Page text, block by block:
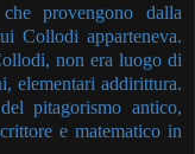
provengono dalla
Collodi apparteneva.
non era luogo di
elementari addirittura.
pitagorismo antico,
e matematico in